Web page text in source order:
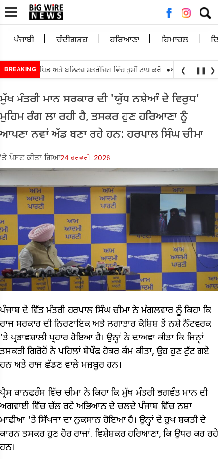
ਲਈ
ਖੋਜ:
ਪੰਜਾਬੀ ਚੰਦੀਗੜਹ ਹਰਿਆਣਾ ਹਿਮਾਚਲ
BREAKING
ਲੁਈਸ ਰੈਪਿਡ ਅਤੇ ਬਲਿਟਜ਼ ਸ਼ਤਰੰਜਿਗ ਵਿੱਚ ਤੁਸੀਂ ਟਾਪ ਕਰੋ • ਅੱਗੇ ਤਰਨ ਤਾਰਨ
❮ ❚❚ ❯
ਮੁੱਖ ਮੰਤਰੀ ਮਾਨ ਸਰਕਾਰ ਦੀ 'ਯੁੱਧ ਨਸ਼ੇਆੰ ਦੇ ਵਿਰੁਧ'
ਮੁਹਿਮ ਰੰਗ ਲਾ ਰਹੀ ਹੈ, ਤਸਕਰ ਹੁਣ ਹਰਿਆਣਾ ਨੂੰ
ਆਪਣਾ ਨਵਾਂ ਅੱਡ ਬਣਾ ਰਹੇ ਹਨ: ਹਰਪਾਲ ਸਿੰਘ ਚੀਮਾ
'ਤੇ ਪੋਸਟ ਕੀਤਾ ਗਿਆ24 ਫਰਵਰੀ, 2026
ਪੰਜਾਬ ਦੇ ਵਿੱਤ ਮੰਤਰੀ ਹਰਪਾਲ ਸਿੰਘ ਚੀਮਾ ਨੇ ਮੰਗਲਵਾਰ ਨੂੰ ਕਿਹਾ ਕਿ
ਰਾਜ ਸਰਕਾਰ ਦੀ ਨਿਰਣਾਇਕ ਅਤੇ ਲਗਾਤਾਰ ਕੋਸ਼ਿਸ਼ ਤੋਂ ਨਸ਼ੇ ਨੈੱਟਵਰਕ
'ਤੇ ਪ੍ਰਭਾਵਸ਼ਾਲੀ ਪ੍ਰਹਾਰ ਹੋਇਆ ਹੈ। ਉਨ੍ਹਾਂ ਨੇ ਦਾਅਵਾ ਕੀਤਾ ਕਿ ਜਿਨ੍ਹਾਂ
ਤਸਕਰੀ ਗਿਰੋਹੋਂ ਨੇ ਪਹਿਲਾਂ ਬੇਖੌਫ ਹੋਕਰ ਕੰਮ ਕੀਤਾ, ਉਹ ਹੁਣ ਟੁੱਟ ਗਏ
ਹਨ ਅਤੇ ਰਾਜ ਛੱਡਣ ਵਾਲੇ ਮਜ਼ਬੂਰ ਹਨ।
ਪ੍ਰੈਸ ਕਾਨਫਰੰਸ ਵਿੱਚ ਚੀਮਾ ਨੇ ਕਿਹਾ ਕਿ ਮੁੱਖ ਮੰਤਰੀ ਭਗਵੰਤ ਮਾਨ ਦੀ
ਅਗਵਾਈ ਵਿੱਚ ਚੱਲ ਰਹੇ ਅਭਿਆਨ ਦੇ ਚਲਦੇ ਪੰਜਾਬ ਵਿੱਚ ਨਸ਼ਾ
ਮਾਫੀਆ 'ਤੇ ਸਿੱਖਜਾ ਦਾ ਨੁਕਸਾਨ ਹੋਇਆ ਹੈ। ਉਨ੍ਹਾਂ ਦੇ ਰੁਖ ਸ਼ਕਤੀ ਦੇ
ਕਾਰਨ ਤਸਕਰ ਹੁਣ ਹੋਰ ਰਾਜਾਂ, ਵਿਸ਼ੇਸ਼ਕਰ ਹਰਿਆਣਾ, ਕਿ ਉਧਰ ਕਰ ਰਹੇ
ਹਨ।